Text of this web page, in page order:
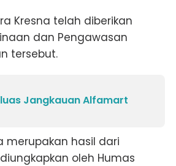
Kresna telah diberikan
dan Pengawasan
tersebut.
Jangkauan Alfamart
merupakan hasil dari
oleh Humas